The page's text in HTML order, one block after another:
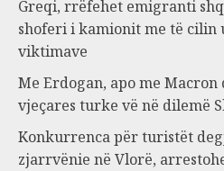
Greqi, rrëfehet emigranti
shoferi i kamionit me të cilin
viktimave
Me Erdogan, apo me Macron
vjeçares turke vë në dilemë
Konkurrenca për turistët
zjarrvënie në Vlorë,